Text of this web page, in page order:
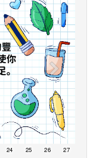
24 25 26 27